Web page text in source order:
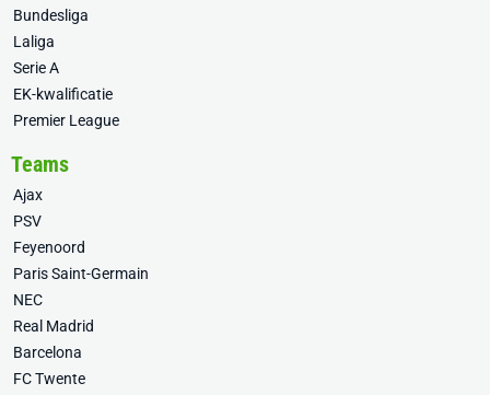
Bundesliga
Laliga
Serie A
EK-kwalificatie
Premier League
Teams
Ajax
PSV
Feyenoord
Paris Saint-Germain
NEC
Real Madrid
Barcelona
FC Twente